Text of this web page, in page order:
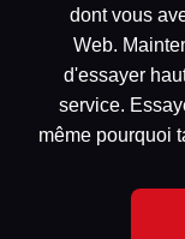
dont vous
Web.
d'essayer
service.
même pourquoi